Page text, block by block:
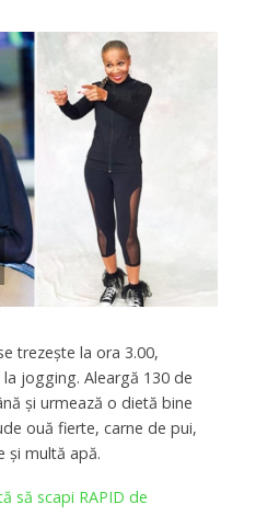
trezeşte la ora 3.00,
jogging. Aleargă 130 de
şi urmează o dietă bine
ouă fierte, carne de pui,
şi multă apă.
să scapi RAPID de